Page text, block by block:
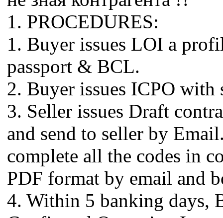
1. PROCEDURES:
1. Buyer issues LOI a
passport & BCL.
2. Buyer issues ICPO with
3. Seller issues Draft
and send to seller by
complete all the codes in
PDF format by email and
4. Within 5 banking days,